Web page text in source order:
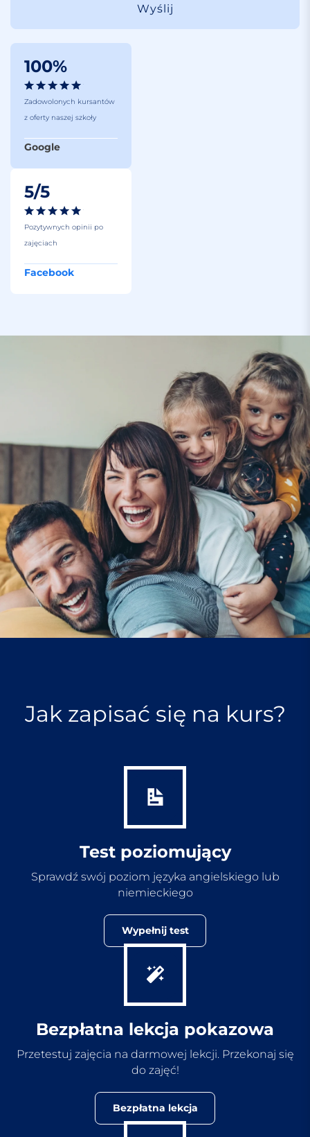
100%
Zadowolonych kursantów
z oferty naszej szkoły
Google
5/5
Pozytywnych opinii po
zajęciach
Facebook
Jak zapisać się na kurs?
Test poziomujący
Sprawdź swój poziom języka angielskiego lub
niemieckiego
Wypełnij test
Bezpłatna lekcja pokazowa
Przetestuj zajęcia na darmowej lekcji. Przekonaj się
do zajęć!
Bezpłatna lekcja